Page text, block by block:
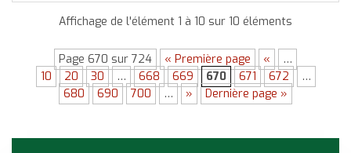
Affichage de l'élément 1 à 10 sur 10 éléments
Page 670 sur 724 « Première page «
…
10
20 30 … 668 669 670 671 672
…
680
690 700 … » Dernière page »